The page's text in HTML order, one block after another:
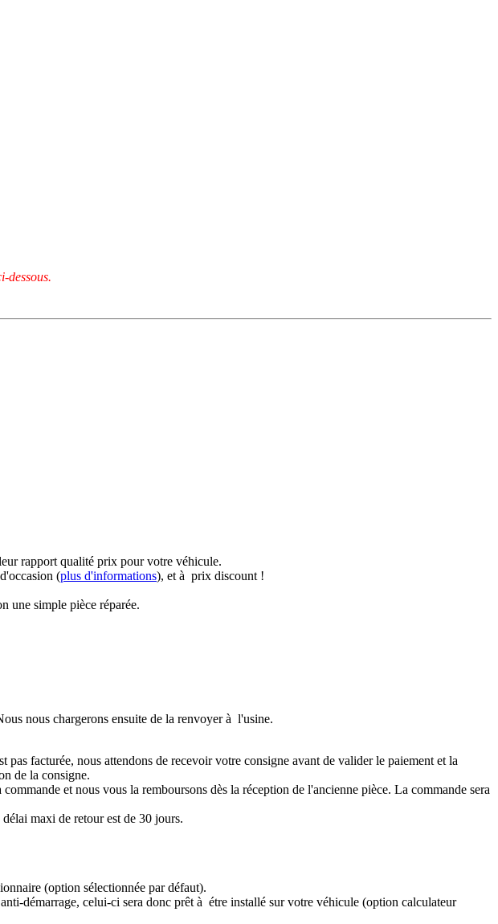
dessous.
rapport qualité prix pour votre véhicule.
(plus d'informations), et à prix discount !
une simple pièce réparée.
nous chargerons ensuite de la renvoyer à l'usine.
pas facturée, nous attendons de recevoir votre consigne avant de valider le paiement et la
de la consigne.
et nous vous la remboursons dès la réception de l'ancienne pièce. La commande sera
maxi de retour est de 30 jours.
(option sélectionnée par défaut).
démarrage, celui-ci sera donc prêt à étre installé sur votre véhicule (option calculateur